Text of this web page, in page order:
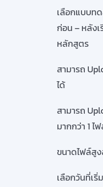
เลือกแบบท
ก่อน – หลังเ
หลักสูตร
สามารถ
ได้
สามารถ
มากกว่า 1 ไ
ขนาดไฟล์สู
เลือกวันที่เ